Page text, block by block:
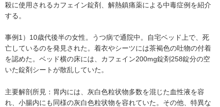
殺に使用されるカフェイン錠剤、解熱鎮痛薬による中毒症例を紹介
する。
事例1）10歳代後半の女性。うつ病で通院中。自宅ベッド上で、死
亡しているのを発見された。着衣やシーツには茶褐色の吐物の付着
を認めた。ベッド横の床には、カフェイン200mg錠剤258錠分の空
いた錠剤シートが散乱していた。
主要解剖所見：胃内には、灰白色粒状物多数を混じた血性液を容
れ、小腸内にも同様の灰白色粒状物を容れていた。その他、特異な